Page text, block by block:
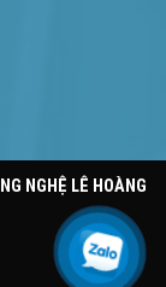
NGHỆ LÊ HOÀNG